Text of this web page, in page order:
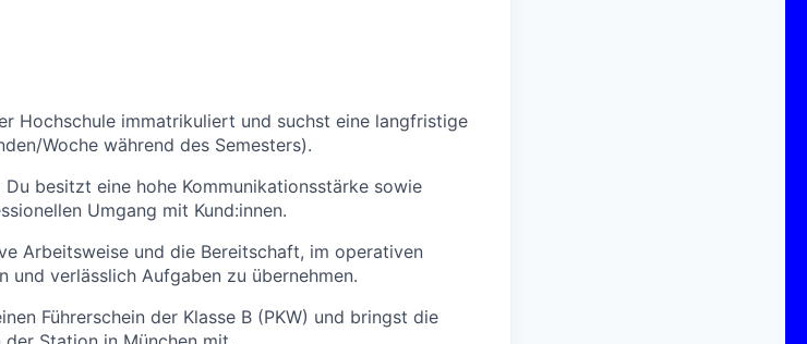
Hochschule immatrikuliert und suchst eine langfristige
Woche während des Semesters).
Du besitzt eine hohe Kommunikationsstärke sowie
Umgang mit Kund:innen.
Arbeitsweise und die Bereitschaft, im operativen
verlässlich Aufgaben zu übernehmen.
Führerschein der Klasse B (PKW) und bringst die